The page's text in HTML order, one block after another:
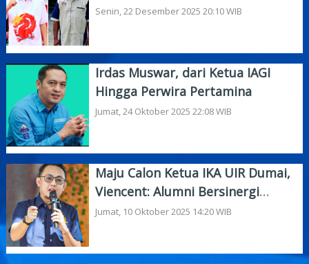
Ingin Catatkan Sejarah
Senin, 22 Desember 2025 20:10 WIB
Irdas Muswar, dari Ketua IAGI
Hingga Perwira Pertamina
Jumat, 24 Oktober 2025 22:08 WIB
Maju Calon Ketua IKA UIR Dumai,
Viencent: Alumni Bersinergi
Bangun Negeri
Jumat, 10 Oktober 2025 14:20 WIB